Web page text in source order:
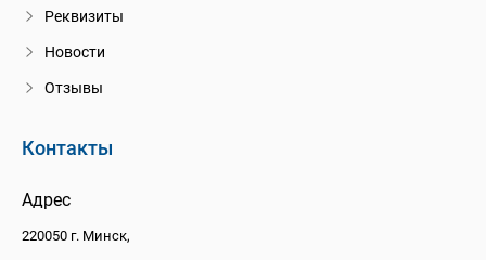
Реквизиты
Новости
Отзывы
Контакты
Адрес
220050 г. Минск,